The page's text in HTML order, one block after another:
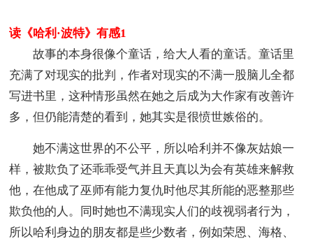
读《哈利·波特》有感1
故事的本身很像个童话，给大人看的童话。童话里
充满了对现实的批判，作者对现实的不满一股脑儿全都
写进书里，这种情形虽然在她之后成为大作家有改善许
多，但仍能清楚的看到，她其实是很愤世嫉俗的。
她不满这世界的不公平，所以哈利并不像灰姑娘一
样，被欺负了还乖乖受气并且天真以为会有英雄来解救
他，在他成了巫师有能力复仇时他尽其所能的恶整那些
欺负他的人。同时她也不满现实人们的歧视弱者行为，
所以哈利身边的朋友都是些少数者，例如荣恩、海格、